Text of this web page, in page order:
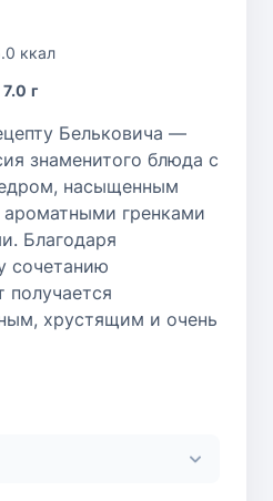
ккал
7.0 г
Бельковича —
знаменитого блюда с
насыщенным
гренками
Благодаря
сочетанию
получается
хрустящим и очень